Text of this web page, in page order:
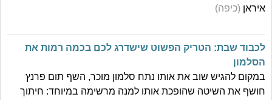
איראן (כיפה)
לכבוד שבת: הטריק הפשוט שישדרג לכם בכמה רמות את
הסלמון
במקום להגיש שוב את אותו נתח סלמון מוכר, השף תום פרנץ
חושף את השיטה שהופכת אותו למנה מרשימה במיוחד: חיתוך